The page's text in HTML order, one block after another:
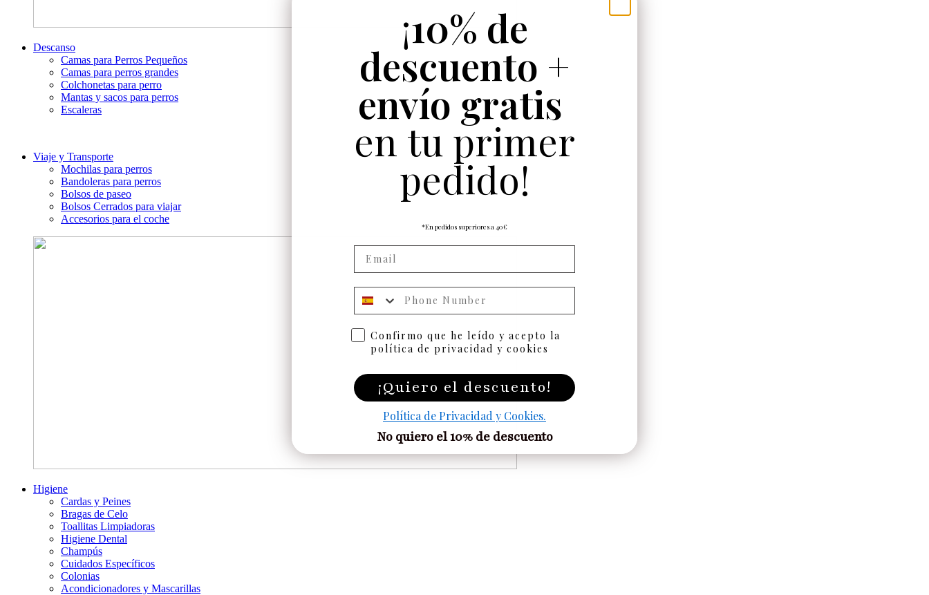
Descanso
Camas para Perros Pequeños
Camas para perros grandes
Colchonetas para perro
Mantas y sacos para perros
Escaleras
Viaje y Transporte
Mochilas para perros
Bandoleras para perros
Bolsos de paseo
Bolsos Cerrados para viajar
Accesorios para el coche
Higiene
Cardas y Peines
Bragas de Celo
Toallitas Limpiadoras
Higiene Dental
Champús
Cuidados Específicos
Colonias
Acondicionadores y Mascarillas
¡10% de
descuento +
envío gratis
en tu primer
pedido!
*En pedidos superiores a 40€
Confirmo que he leído y acepto la
política de privacidad y cookies
¡Quiero el descuento!
Política de Privacidad y Cookies.
No quiero el 10% de descuento